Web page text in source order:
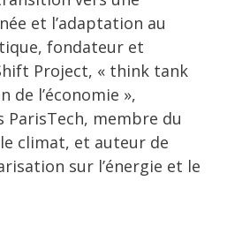
et l’adaptation au
fondateur et
Project, « think tank
de l’économie »,
ParisTech, membre du
climat, et auteur de
sur l’énergie et le